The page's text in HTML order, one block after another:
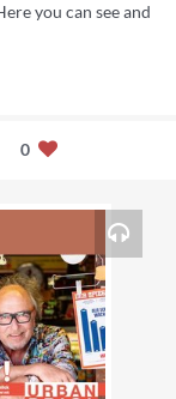
you can see and
0